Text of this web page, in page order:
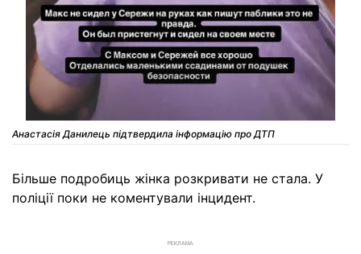
Анастасія Данилець підтвердила інформацію про ДТП
Більше подробиць жінка розкривати не стала. У
поліції поки не коментували інцидент.
РЕКЛАМА